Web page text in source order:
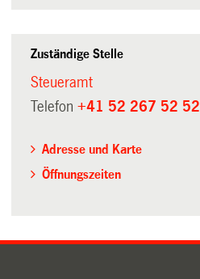
Zuständige Stelle
Steueramt
Telefon+41 52 267 52 52
Adresse und Karte
Öffnungszeiten